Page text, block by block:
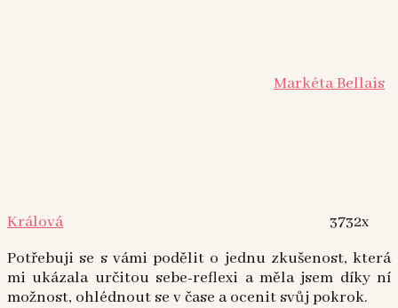
Markéta Bellais
Králová
3732x
Potřebuji se s vámi podělit o jednu zkušenost, která
mi ukázala určitou sebe-reflexi a měla jsem díky ní
možnost, ohlédnout se v čase a ocenit svůj pokrok.